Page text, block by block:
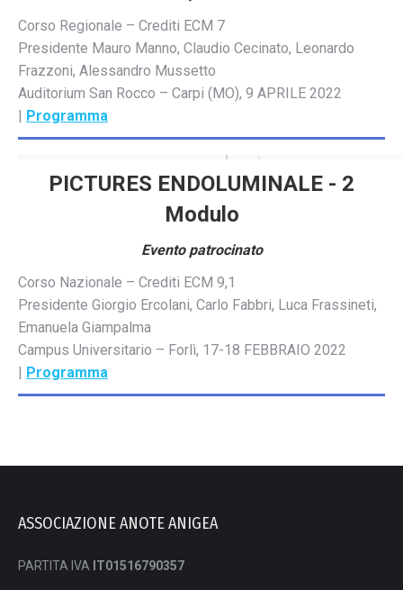
Corso Regionale – Crediti ECM 7
Presidente Mauro Manno, Claudio Cecinato, Leonardo
Frazzoni, Alessandro Mussetto
Auditorium San Rocco – Carpi (MO), 9 APRILE 2022
Programma
PICTURES ENDOLUMINALE - 2
Modulo
Evento patrocinato
Corso Nazionale – Crediti ECM 9,1
Presidente Giorgio Ercolani, Carlo Fabbri, Luca Frassineti,
Emanuela Giampalma
Campus Universitario – Forlì, 17-18 FEBBRAIO 2022
Programma
ASSOCIAZIONE ANOTE ANIGEA
PARTITA IVA IT01516790357